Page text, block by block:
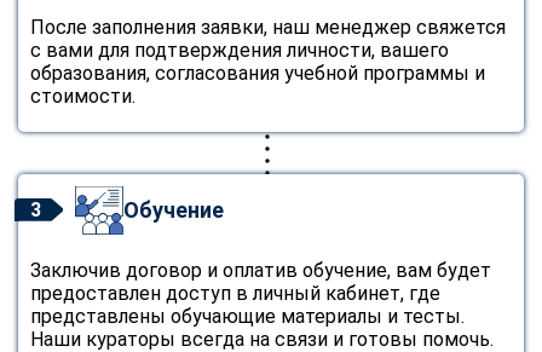
После заполнения заявки, наш менеджер свяжется
с вами для подтверждения личности, вашего
образования, согласования учебной программы и
стоимости.
3 Обучение
Заключив договор и оплатив обучение, вам будет
предоставлен доступ в личный кабинет, где
представлены обучающие материалы и тесты.
Наши кураторы всегда на связи и готовы помочь.